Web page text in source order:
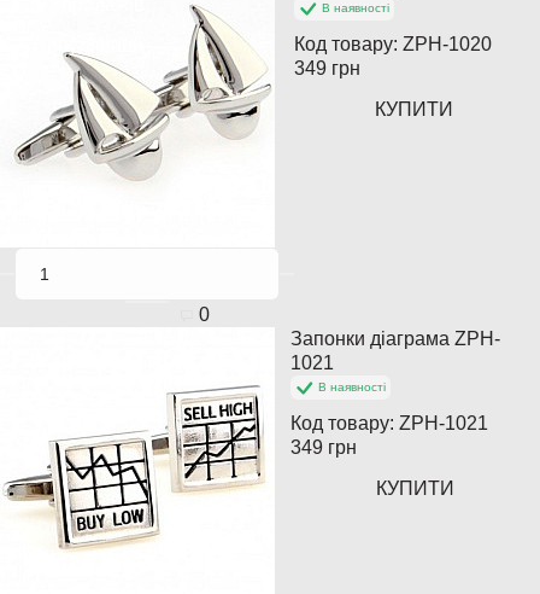
0
В наявності
Код товару: ZPH-1020
349 грн
КУПИТИ
Запонки діаграма ZPH-
1021
В наявності
Код товару: ZPH-1021
349 грн
КУПИТИ